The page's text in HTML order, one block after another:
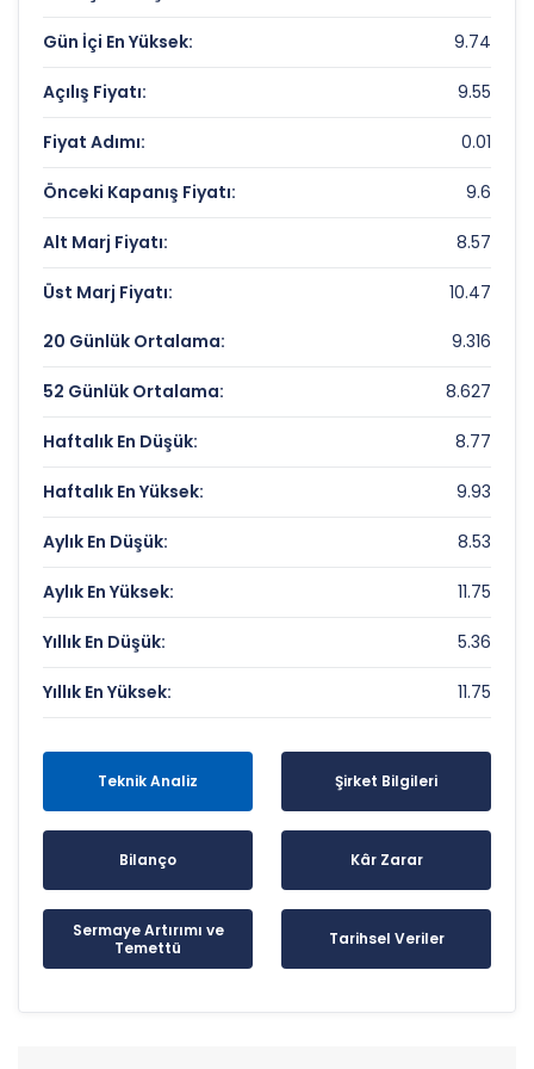
DAGI GIYIM Rekorlar ve Önemli Seviyeler
Bugün Gördüğü En Yüksek Fiyat:
9.74 TL
Son 1 Yılın Zirvesi:
11.75 TL
Son 1 Yılın Dibi:
5.36 TL
Gün İçi En Yüksek: 9.74
Açılış Fiyatı: 9.55
Fiyat Adımı: 0.01
Önceki Kapanış Fiyatı: 9.6
Alt Marj Fiyatı: 8.57
Üst Marj Fiyatı: 10.47
20 Günlük Ortalama: 9.316
52 Günlük Ortalama: 8.627
Haftalık En Düşük: 8.77
Haftalık En Yüksek: 9.93
Aylık En Düşük: 8.53
Aylık En Yüksek: 11.75
Yıllık En Düşük: 5.36
Yıllık En Yüksek: 11.75
Teknik Analiz Şirket Bilgileri
Bilanço Kâr Zarar
Sermaye Artırımı ve
Temettü
Tarihsel Veriler